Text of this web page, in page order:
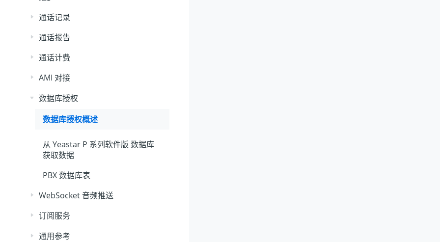
通话记录
通话报告
通话计费
AMI 对接
数据库授权
数据库授权概述
从 Yeastar P 系列软件版 数据库
获取数据
PBX 数据库表
WebSocket 音频推送
订阅服务
通用参考